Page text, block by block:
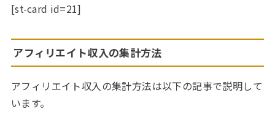
[st-card id=21]
アフィリエイト収入の集計方法
アフィリエイト収入の集計方法は以下の記事で説明して
います。